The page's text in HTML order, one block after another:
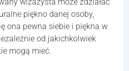
piękno danej osoby,
ona pewna siebie i piękna w
od jakichkolwiek
mogą mieć.